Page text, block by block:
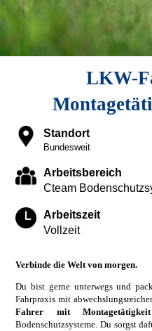
LKW-
Standort
Bundesweit
Arbeitsbereich
Cteam
Arbeitszeit
Vollzeit
Verbinde die Welt von morgen.
Du bist gerne unterwegs und
Fahrpraxis mit
Fahrer mit
Bodenschutzsysteme. Du sorgst